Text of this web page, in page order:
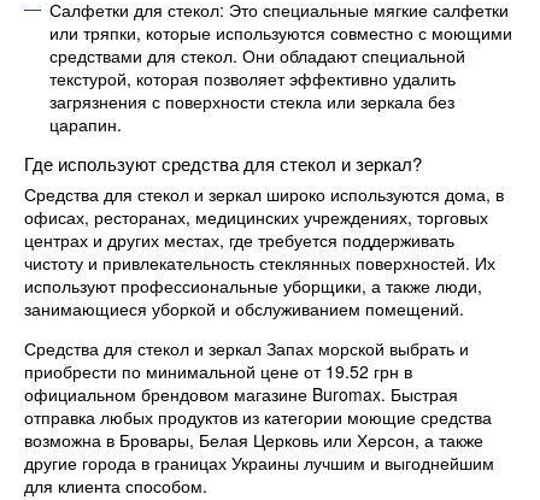
Салфетки для стекол: Это специальные мягкие салфетки
или тряпки, которые используются совместно с моющими
средствами для стекол. Они обладают специальной
текстурой, которая позволяет эффективно удалить
загрязнения с поверхности стекла или зеркала без
царапин.
Где используют средства для стекол и зеркал?
Средства для стекол и зеркал широко используются дома, в
офисах, ресторанах, медицинских учреждениях, торговых
центрах и других местах, где требуется поддерживать
чистоту и привлекательность стеклянных поверхностей. Их
используют профессиональные уборщики, а также люди,
занимающиеся уборкой и обслуживанием помещений.
Средства для стекол и зеркал Запах морской выбрать и
приобрести по минимальной цене от 19.52 грн в
официальном брендовом магазине Buromax. Быстрая
отправка любых продуктов из категории моющие средства
возможна в Бровары, Белая Церковь или Херсон, а также
другие города в границах Украины лучшим и выгоднейшим
для клиента способом.